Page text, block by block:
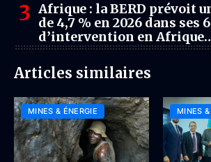
Afrique : la BERD prévoit
de 4,7 % en 2026 dans ses
d’intervention en Afrique
subsaharienne
Articles similaires
MINES & ÉNERGIE MINES &